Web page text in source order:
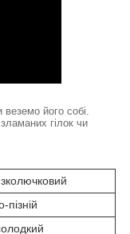
його собі.
гілок чи
пізній